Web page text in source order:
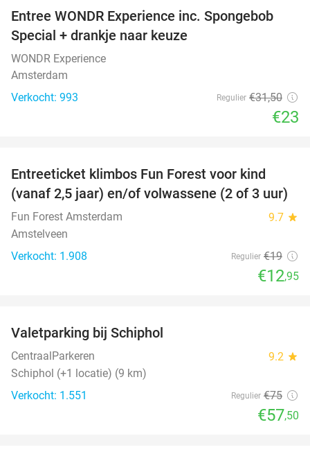
27%
Entree WONDR Experience inc. Spongebob
Special + drankje naar keuze
WONDR Experience
Amsterdam
Verkocht: 993
Regulier €31,50
€23
Entreeticket klimbos Fun Forest voor kind
(vanaf 2,5 jaar) en/of volwassene (2 of 3 uur)
Fun Forest Amsterdam 9.7 star
Amstelveen
Verkocht: 1.908
Regulier €19
€12,95
Valetparking bij Schiphol
CentraalParkeren 9.2 star
Schiphol (+1 locatie) (9 km)
Verkocht: 1.551
Regulier €75
€57,50